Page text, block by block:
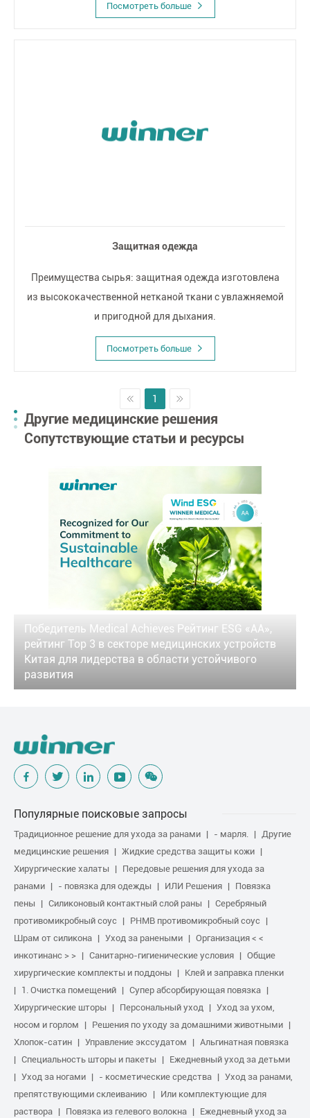
Посмотреть больше
Защитная одежда
Преимущества сырья: защитная одежда изготовлена
из высококачественной нетканой ткани с увлажняемой
и пригодной для дыхания.
Посмотреть больше
1
Другие медицинские решения
Сопутствующие статьи и ресурсы
Победитель Medical Achieves Рейтинг ESG «AA»,
рейтинг Top 3 в секторе медицинских устройств
Китая для лидерства в области устойчивого
развития
Популярные поисковые запросы
Традиционное решение для ухода за ранами - марля.
Другие
медицинские решения
Жидкие средства защиты кожи
Хирургические халаты
Передовые решения для ухода за
ранами
- повязка для одежды ИЛИ Решения
Повязка
пены
Силиконовый контактный слой раны
Серебряный
противомикробный соус
PHMB противомикробный соус
Шрам от силикона
Уход за ранеными
Организация < <
инкотинанс > >
Санитарно-гигиенические условия
Общие
хирургические комплекты и поддоны
Клей и заправка пленки
1. Очистка помещений
Супер абсорбирующая повязка
Хирургические шторы
Персональный уход
Уход за ухом,
носом и горлом
Решения по уходу за домашними животными
Хлопок-сатин
Управление экссудатом
Альгинатная повязка
Специальность шторы и пакеты
Ежедневный уход за детьми
Уход за ногами
- косметические средства
Уход за ранами,
препятствующими склеиванию
Или комплектующие для
раствора
Повязка из гелевого волокна Ежедневный уход за